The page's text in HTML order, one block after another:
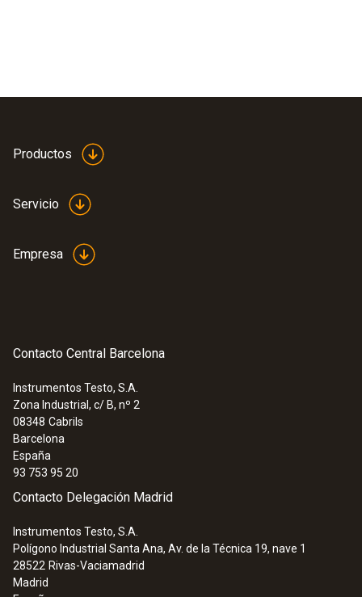
Productos
Servicio
Empresa
Contacto Central Barcelona
Instrumentos Testo, S.A.
Zona Industrial, c/ B, nº 2
08348 Cabrils
Barcelona
España
93 753 95 20
Contacto Delegación Madrid
Instrumentos Testo, S.A.
Polígono Industrial Santa Ana, Av. de la Técnica 19, nave 1
28522 Rivas-Vaciamadrid
Madrid